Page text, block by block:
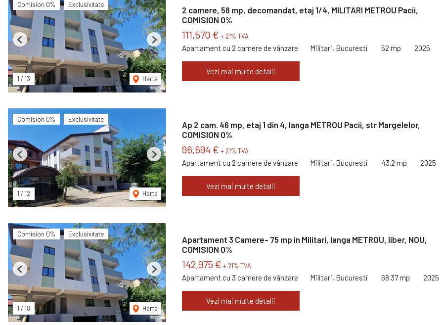
Comision 0% Exclusivitate
1 / 13 Harta
Previous Next
2 camere, 58 mp, decomandat, etaj 1/4, MILITARI METROU Pacii,
COMISION 0%
111,570 € + 21% TVA
Apartament cu 2 camere de vânzare Militari, Bucuresti 52 mp 2025
Vezi mai multe detalii
Comision 0% Exclusivitate
1 / 12 Harta
Previous Next
Ap 2 cam. 46 mp, etaj 1 din 4, langa METROU Pacii, str Margelelor,
COMISION 0%
96,694 € + 21% TVA
Apartament cu 2 camere de vânzare Militari, Bucuresti 43.2 mp 2025
Vezi mai multe detalii
Comision 0% Exclusivitate
1 / 18 Harta
Previous Next
Apartament 3 Camere- 75 mp in Militari, langa METROU, liber, NOU,
COMISION 0%
142,975 € + 21% TVA
Apartament cu 3 camere de vânzare Militari, Bucuresti 68.37 mp 2025
Vezi mai multe detalii